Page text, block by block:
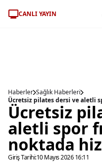
CANLI YAYIN
Haberler Sağlık Haberleri
Ücretsiz pilates dersi ve aletli
Ücretsiz
aletli spor
noktada
Giriş Tarihi:10 Mayıs 2026 16:11